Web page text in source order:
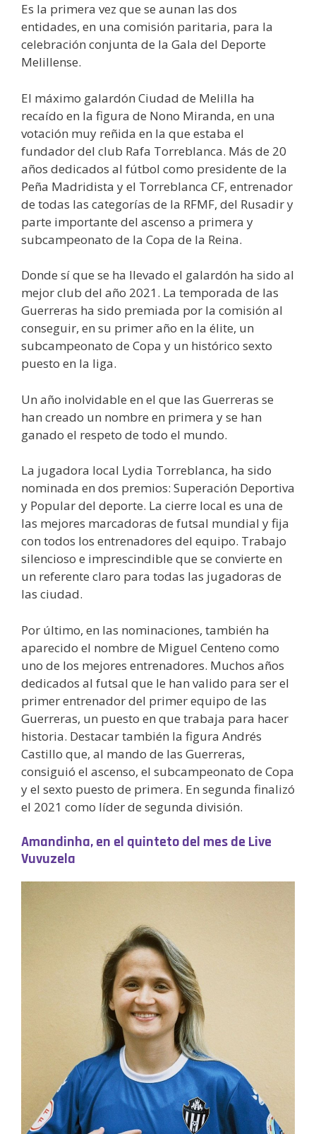
Es la primera vez que se aunan las dos
entidades, en una comisión paritaria, para la
celebración conjunta de la Gala del Deporte
Melillense.
El máximo galardón Ciudad de Melilla ha
recaído en la figura de Nono Miranda, en una
votación muy reñida en la que estaba el
fundador del club Rafa Torreblanca. Más de 20
años dedicados al fútbol como presidente de la
Peña Madridista y el Torreblanca CF, entrenador
de todas las categorías de la RFMF, del Rusadir y
parte importante del ascenso a primera y
subcampeonato de la Copa de la Reina.
Donde sí que se ha llevado el galardón ha sido al
mejor club del año 2021. La temporada de las
Guerreras ha sido premiada por la comisión al
conseguir, en su primer año en la élite, un
subcampeonato de Copa y un histórico sexto
puesto en la liga.
Un año inolvidable en el que las Guerreras se
han creado un nombre en primera y se han
ganado el respeto de todo el mundo.
La jugadora local Lydia Torreblanca, ha sido
nominada en dos premios: Superación Deportiva
y Popular del deporte. La cierre local es una de
las mejores marcadoras de futsal mundial y fija
con todos los entrenadores del equipo. Trabajo
silencioso e imprescindible que se convierte en
un referente claro para todas las jugadoras de
las ciudad.
Por último, en las nominaciones, también ha
aparecido el nombre de Miguel Centeno como
uno de los mejores entrenadores. Muchos años
dedicados al futsal que le han valido para ser el
primer entrenador del primer equipo de las
Guerreras, un puesto en que trabaja para hacer
historia. Destacar también la figura Andrés
Castillo que, al mando de las Guerreras,
consiguió el ascenso, el subcampeonato de Copa
y el sexto puesto de primera. En segunda finalizó
el 2021 como líder de segunda división.
Amandinha, en el quinteto del mes de Live
Vuvuzela